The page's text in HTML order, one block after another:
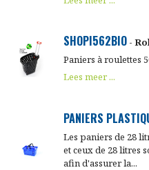
SHOPI562BIO-
Paniers à roulettes
Lees meer ...
PANIERS
Les paniers de 28
et ceux de 28 litres
afin d'assurer la...